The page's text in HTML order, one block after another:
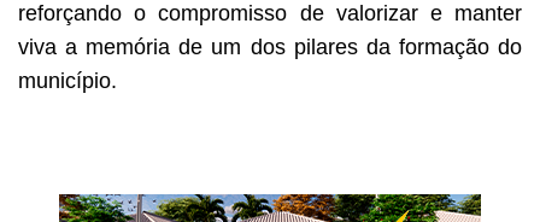
reforçando o compromisso de valorizar e manter
viva a memória de um dos pilares da formação do
município.